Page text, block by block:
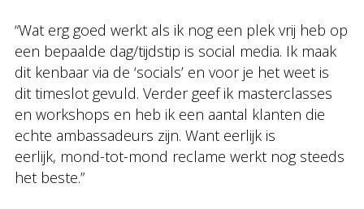
“Wat erg goed werkt als ik nog een plek vrij heb op
een bepaalde dag/tijdstip is social media. Ik maak
dit kenbaar via de ‘socials’ en voor je het weet is
dit timeslot gevuld. Verder geef ik masterclasses
en workshops en heb ik een aantal klanten die
echte ambassadeurs zijn. Want eerlijk is
eerlijk, mond-tot-mond reclame werkt nog steeds
het beste.”